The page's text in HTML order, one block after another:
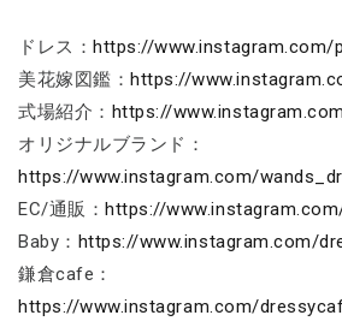
ドレス：https://www.instagram.com/
美花嫁図鑑：https://
式場紹介： https://
オリジナルブランド：
https://www.instagram.com/
EC/通販：https://
Baby： https://www.instagram.com/
鎌倉cafe：
https://www.instagram.com/